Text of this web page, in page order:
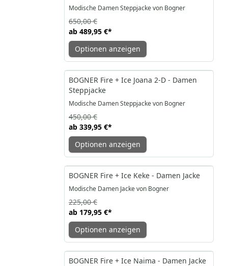
Modische Damen Steppjacke von Bogner
ab 489,95 €*
650,00 €
Optionen anzeigen
-24%
BOGNER Fire + Ice Joana 2-D - Damen
Steppjacke
Modische Damen Steppjacke von Bogner
ab 339,95 €*
450,00 €
Optionen anzeigen
-20%
BOGNER Fire + Ice Keke - Damen Jacke
Modische Damen Jacke von Bogner
ab 179,95 €*
225,00 €
Optionen anzeigen
-24%
BOGNER Fire + Ice Naima - Damen Jacke